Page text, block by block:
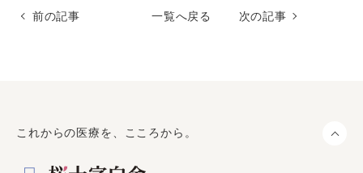
前の記事 一覧へ戻る 次の記事
これからの医療を、こころから。